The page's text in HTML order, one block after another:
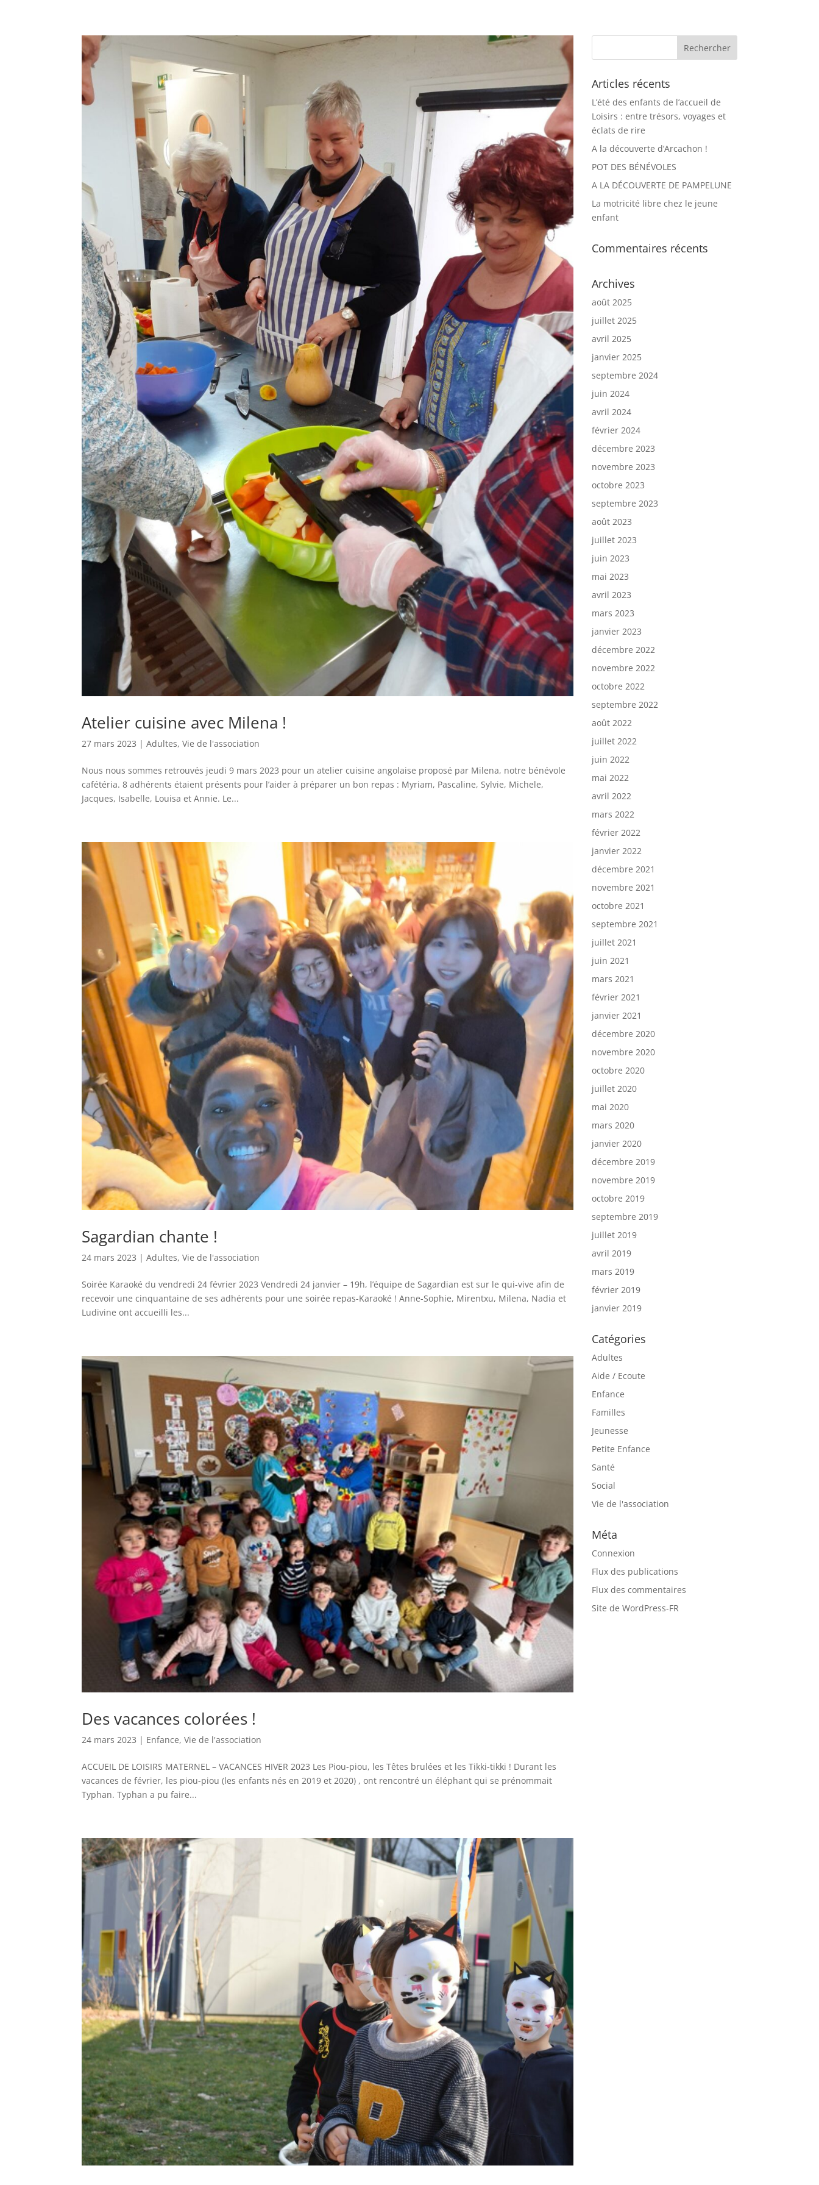
Atelier cuisine avec Milena !
27 mars 2023 |Adultes,Vie de l'association
Nous nous sommes retrouvés jeudi 9 mars 2023 pour un atelier cuisine angolaise proposé par Milena, notre bénévole
cafétéria. 8 adhérents étaient présents pour l’aider à préparer un bon repas : Myriam, Pascaline, Sylvie, Michele,
Jacques, Isabelle, Louisa et Annie. Le...
Sagardian chante !
24 mars 2023 |Adultes,Vie de l'association
Soirée Karaoké du vendredi 24 février 2023 Vendredi 24 janvier – 19h, l’équipe de Sagardian est sur le qui-vive afin de
recevoir une cinquantaine de ses adhérents pour une soirée repas-Karaoké ! Anne-Sophie, Mirentxu, Milena, Nadia et
Ludivine ont accueilli les...
Des vacances colorées !
24 mars 2023 | Enfance,Vie de l'association
ACCUEIL DE LOISIRS MATERNEL – VACANCES HIVER 2023 Les Piou-piou, les Têtes brulées et les Tikki-tikki ! Durant les
vacances de février, les piou-piou (les enfants nés en 2019 et 2020) , ont rencontré un éléphant qui se prénommait
Typhan. Typhan a pu faire...
Articles récents
L’été des enfants de l’accueil de
Loisirs : entre trésors, voyages et
éclats de rire
A la découverte d’Arcachon !
POT DES BÉNÉVOLES
A LA DÉCOUVERTE DE PAMPELUNE
La motricité libre chez le jeune
enfant
Commentaires récents
Archives
août 2025
juillet 2025
avril 2025
janvier 2025
septembre 2024
juin 2024
avril 2024
février 2024
décembre 2023
novembre 2023
octobre 2023
septembre 2023
août 2023
juillet 2023
juin 2023
mai 2023
avril 2023
mars 2023
janvier 2023
décembre 2022
novembre 2022
octobre 2022
septembre 2022
août 2022
juillet 2022
juin 2022
mai 2022
avril 2022
mars 2022
février 2022
janvier 2022
décembre 2021
novembre 2021
octobre 2021
septembre 2021
juillet 2021
juin 2021
mars 2021
février 2021
janvier 2021
décembre 2020
novembre 2020
octobre 2020
juillet 2020
mai 2020
mars 2020
janvier 2020
décembre 2019
novembre 2019
octobre 2019
septembre 2019
juillet 2019
avril 2019
mars 2019
février 2019
janvier 2019
Catégories
Adultes
Aide / Ecoute
Enfance
Familles
Jeunesse
Petite Enfance
Santé
Social
Vie de l'association
Méta
Connexion
Flux des publications
Flux des commentaires
Site de WordPress-FR